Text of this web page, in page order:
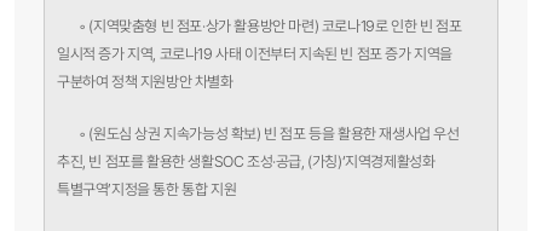
◦ (지역맞춤형 빈 점포·상가 활용방안 마련) 코로나19로 인한 빈 점포
일시적 증가 지역, 코로나19 사태 이전부터 지속된 빈 점포 증가 지역을
구분하여 정책 지원방안 차별화
◦ (원도심 상권 지속가능성 확보) 빈 점포 등을 활용한 재생사업 우선
추진, 빈 점포를 활용한 생활SOC 조성·공급, (가칭)‘지역경제활성화
특별구역’지정을 통한 통합 지원